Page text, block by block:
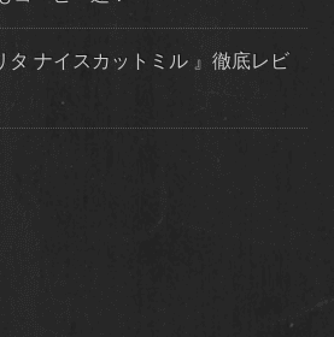
タ ナイスカットミル 』徹底レビ